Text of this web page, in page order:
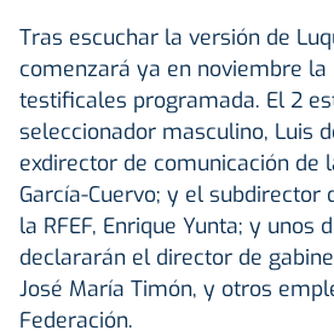
Tras escuchar la versión de
comenzará ya en noviembre la
testificales programada. El 2
seleccionador masculino, Luis
exdirector de comunicación de
García-Cuervo; y el subdirector
la RFEF, Enrique Yunta; y unos
declararán el director de
José María Timón, y otros
Federación.